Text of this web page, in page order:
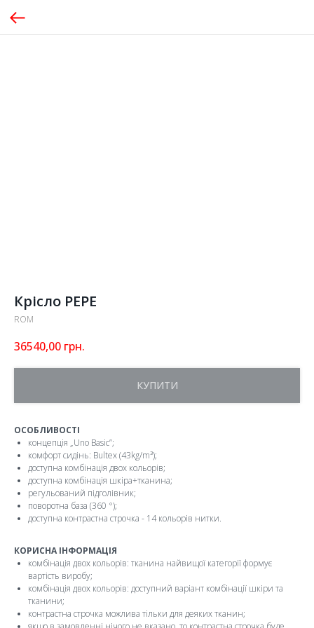
Крісло PEPE
ROM
36540,00 грн.
КУПИТИ
ОСОБЛИВОСТІ
концепція „Uno Basic”;
комфорт сидінь: Bultex (43kg/m³);
доступна комбінація двох кольорів;
доступна комбінація шкіра+тканина;
регульований підголівник;
поворотна база (360 °);
доступна контрастна строчка - 14 кольорів нитки.
КОРИСНА ІНФОРМАЦІЯ
комбінація двох кольорів: тканина найвищої категорії формує
вартість виробу;
комбінація двох кольорів: доступний варіант комбінації шкіри та
тканини;
контрастна строчка можлива тільки для деяких тканин;